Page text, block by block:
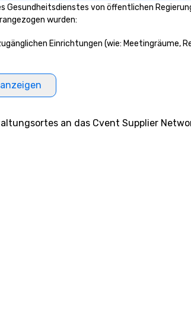
Gesundheitsdienstes von öffentlichen
wurden:
Einrichtungen (wie: Meetingräume,
an das Cvent Supplier